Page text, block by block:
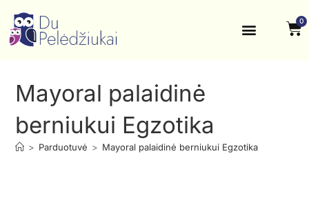
0
Mayoral palaidinė
berniukui Egzotika
> Parduotuvė > Mayoral palaidinė berniukui Egzotika